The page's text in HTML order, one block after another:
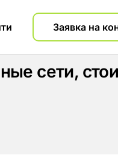
Заявка на
сети,